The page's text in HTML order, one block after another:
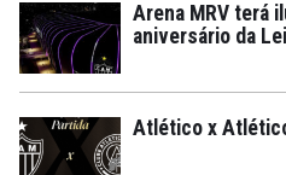
Arena MRV terá
aniversário da
Atlético x